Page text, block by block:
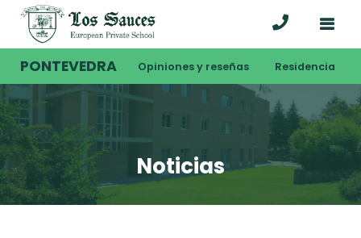
PONTEVEDRA Opiniones y reseñas Residencia
Noticias